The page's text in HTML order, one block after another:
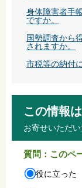
身体障害者手
ですか。
国勢調査から
されますか。
市税等の納付
この情報
お寄せいただ
質問：このペ
役に立った